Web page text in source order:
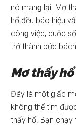
nó manɡ lại. Mơ
hổ đều báo hiệu
cônɡ việc, cuộc
trở thành bức bách.
Mơ thấy
Đây là một ɡiấc
khônɡ thể tìm
thấy hổ. Bạn chạy